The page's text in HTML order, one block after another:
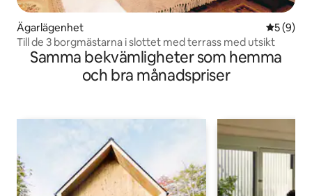
Ägarlägenhet 5 av 5 i
5 (9)
Till de 3 borgmästarna i slottet med terrass med utsikt
Samma bekvämligheter som hemma
och bra månadspriser